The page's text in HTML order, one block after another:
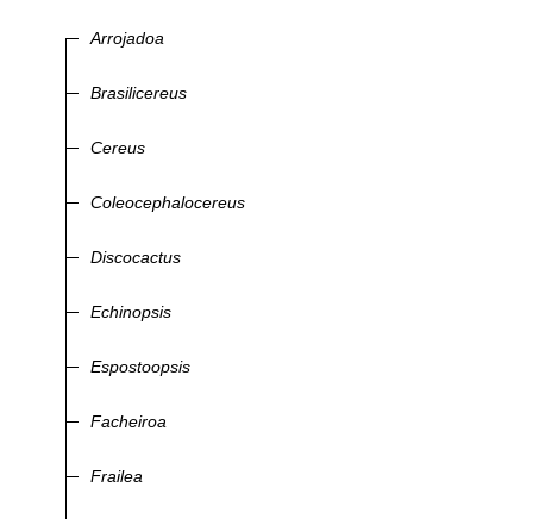
Arrojadoa
Brasilicereus
Cereus
Coleocephalocereus
Discocactus
Echinopsis
Espostoopsis
Facheiroa
Frailea